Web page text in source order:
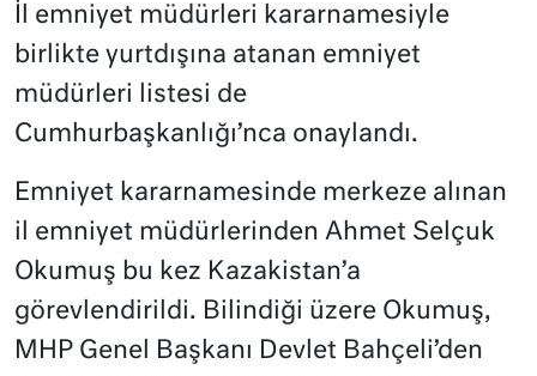
İl emniyet müdürleri kararnamesiyle
birlikte yurtdışına atanan emniyet
müdürleri listesi de
Cumhurbaşkanlığı’nca onaylandı.
Emniyet kararnamesinde merkeze alınan
il emniyet müdürlerinden Ahmet Selçuk
Okumuş bu kez Kazakistan’a
görevlendirildi. Bilindiği üzere Okumuş,
MHP Genel Başkanı Devlet Bahçeli’den